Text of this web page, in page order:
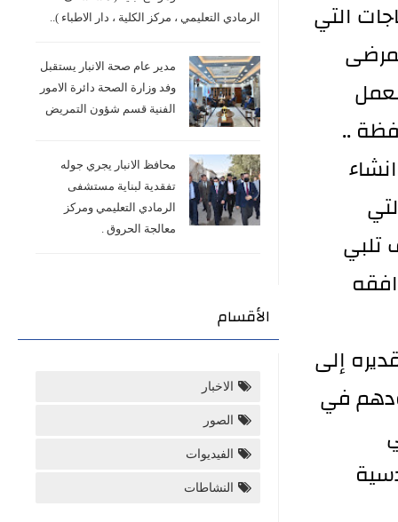
التي
..
تلبي
إلى
في
الرمادي التعليمي ، مركز الكلية ، دار الاطباء )..
مدير عام صحة الانبار يستقبل
وفد وزارة الصحة دائرة الامور
الفنية قسم شؤون التمريض
محافظ الانبار يجري جوله
تفقدية لبناية مستشفى
الرمادي التعليمي ومركز
معالجة الحروق .
الأقسام
الاخبار
الصور
الفيديوات
النشاطات